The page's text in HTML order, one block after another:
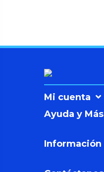
Mi cuenta
Ayuda y Más
Información